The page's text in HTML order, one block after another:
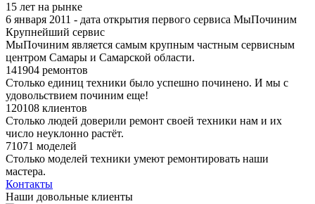
15 лет на рынке
6 января 2011 - дата открытия первого сервиса МыПочиним
Крупнейший сервис
МыПочиним является самым крупным частным сервисным
центром Самары и Самарской области.
141904 ремонтов
Столько единиц техники было успешно починено. И мы с
удовольствием починим еще!
120108 клиентов
Столько людей доверили ремонт своей техники нам и их
число неуклонно растёт.
71071 моделей
Столько моделей техники умеют ремонтировать наши
мастера.
Контакты
Наши довольные клиенты